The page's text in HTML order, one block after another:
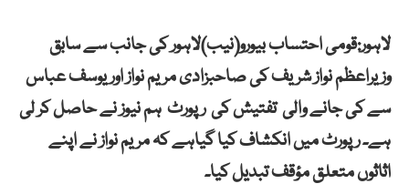
لاہور:قومی احتساب بیورو(نیب)لاہور کی جانب سے سابق
وزیراعظم نواز شریف کی صاحبزادی مریم نواز اور یوسف عباس
سے کی جانے والی تفتیش کی رپورٹ ہم نیوز نے حاصل کر لی
ہے۔ رپورٹ میں انکشاف کیا گیاہے کہ مریم نواز نے اپنے
اثاثوں متعلق مؤقف تبدیل کیا۔